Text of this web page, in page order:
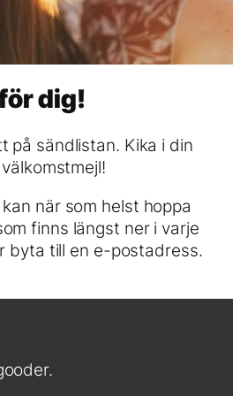
dig!
på sändlistan. Kika i din
när som helst hoppa
finns längst ner i varje
byta till en e-postadress.